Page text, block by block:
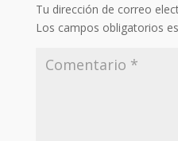
Tu dirección de correo
Los campos obligatorios